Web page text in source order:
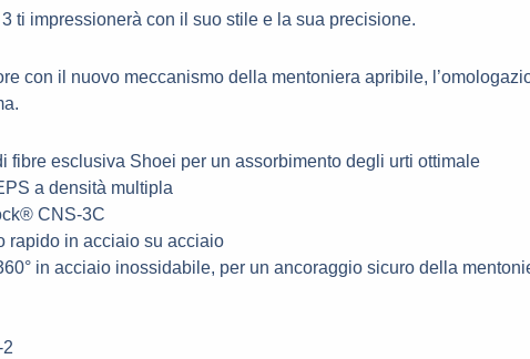
ti impressionerà con il suo stile e la sua precisione.
con il nuovo meccanismo della mentoniera apribile,
fibre esclusiva Shoei per un assorbimento degli urti ottimale
a densità multipla
CNS-3C
rapido in acciaio su acciaio
in acciaio inossidabile, per un ancoraggio sicuro della